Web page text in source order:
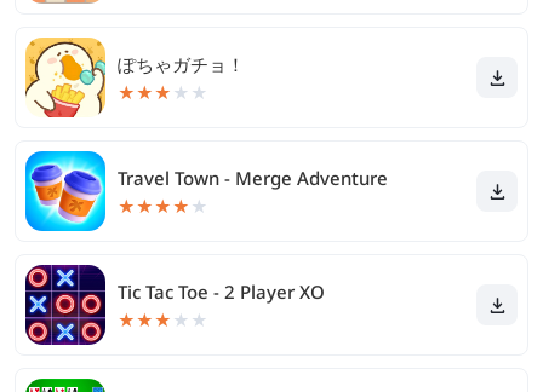
ぽちゃガチョ！
★★★ ★ ★
Travel Town - Merge Adventure
★★★★ ★
Tic Tac Toe - 2 Player XO
★★★ ★ ★